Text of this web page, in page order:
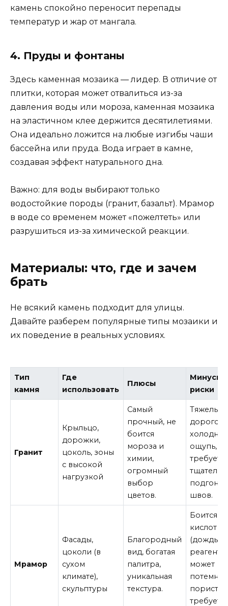
камень спокойно переносит перепады
температур и жар от мангала.
4. Пруды и фонтаны
Здесь каменная мозаика — лидер. В отличие от
плитки, которая может отвалиться из-за
давления воды или мороза, каменная мозаика
на эластичном клее держится десятилетиями.
Она идеально ложится на любые изгибы чаши
бассейна или пруда. Вода играет в камне,
создавая эффект натурального дна.
Важно: для воды выбирают только
водостойкие породы (гранит, базальт). Мрамор
в воде со временем может «пожелтеть» или
разрушиться из-за химической реакции.
Материалы: что, где и зачем
брать
Не всякий камень подходит для улицы.
Давайте разберем популярные типы мозаики и
их поведение в реальных условиях.
Тип
камня
Где
использовать
Плюсы
Минусы
риски
Гранит
Крыльцо,
дорожки,
цоколь, зоны
с высокой
нагрузкой
Самый
прочный, не
боится
мороза и
химии,
огромный
выбор
цветов.
Тяжелый,
дорогой,
ощупь,
требует
швов.
Мрамор
Фасады,
цоколи (в
сухом
климате),
скульптуры
Благородный
вид, богатая
палитра,
уникальная
текстура.
Боится
кислот
(дождь,
может
требует